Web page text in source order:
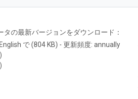
の最新バージョンをダウンロード：
で (804 KB) - 更新頻度: annually